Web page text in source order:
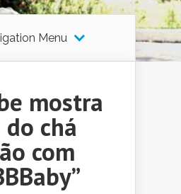
Menu
mostra
chá
com